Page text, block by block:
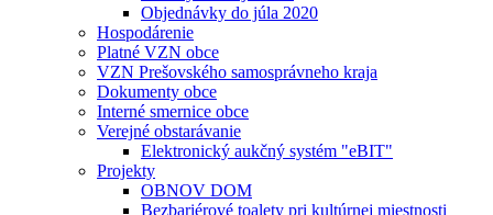
Objednávky do júla 2020
Hospodárenie
Platné VZN obce
VZN Prešovského samosprávneho kraja
Dokumenty obce
Interné smernice obce
Verejné obstarávanie
Elektronický aukčný systém "eBIT"
Projekty
OBNOV DOM
Bezbariérové toalety pri kultúrnej miestnosti